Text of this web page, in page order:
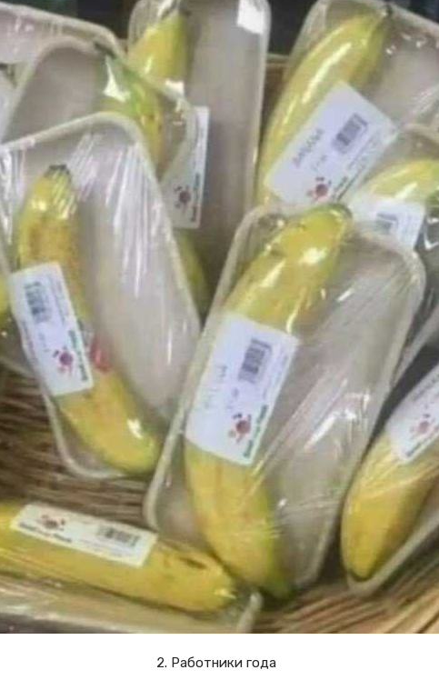
2. Работники года